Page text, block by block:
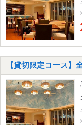
【貸切限定コース】